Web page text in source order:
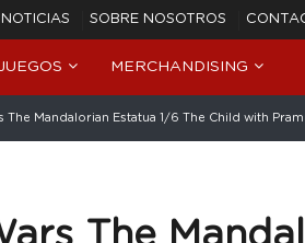
NOTICIAS SOBRE NOSOTROS
MERCHANDISING
The Mandalorian Estatua 1/6 The Child with Pram